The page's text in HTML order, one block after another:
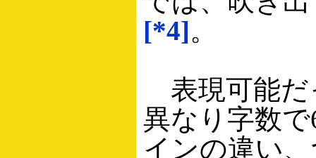
[*4]。
表現可能だ
異なり字数
インの違い